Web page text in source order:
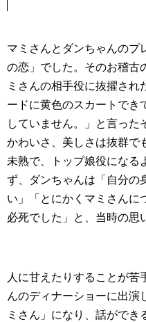
マミさんとダンちゃんのプ
の恋」でした。そのお稽古
ミさんの相手役に抜擢され
ードに黄色のスカートでき
していません。」と言った
かわいさ、美しさは抜群で
未熟で、トップ娘役になる
ず、ダンちゃんは「自分の
い」「とにかくマミさんに
必死でした」と、当時の思
人に甘えたりすることが苦
んのディナーショーに出演
ミさん」になり、話ができ